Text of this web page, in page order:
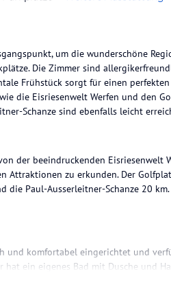
um die wunderschöne
Die Zimmer sind
Frühstück sorgt für einen
die Eisriesenwelt Werfen und den
Schanze sind ebenfalls leicht
der beeindruckenden Eisriesenwelt
Attraktionen zu erkunden. Der
Paul-Ausserleitner-Schanze 20
und komfortabel eingerichtet und
hat ein eigenes Bad mit Dusche und
Die allergikerfreundliche